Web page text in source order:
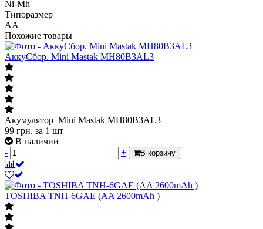
Ni-Mh
Типоразмер
AA
Похожие товары
АккуСбор. Mini Mastak MH80B3AL3
Акумулятор Mini Mastak MH80B3AL3
99 грн. за 1 шт
В наличии
-
+ В корзину
TOSHIBA TNH-6GAE (AA 2600mAh )